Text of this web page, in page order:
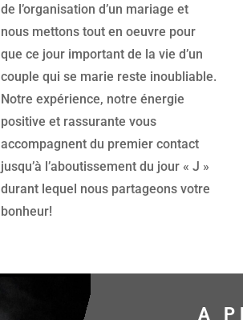
de l’organisation d’un mariage et
nous mettons tout en oeuvre pour
que ce jour important de la vie d’un
couple qui se marie reste inoubliable.
Notre expérience, notre énergie
positive et rassurante vous
accompagnent du premier contact
jusqu’à l’aboutissement du jour « J »
durant lequel nous partageons votre
bonheur!
A